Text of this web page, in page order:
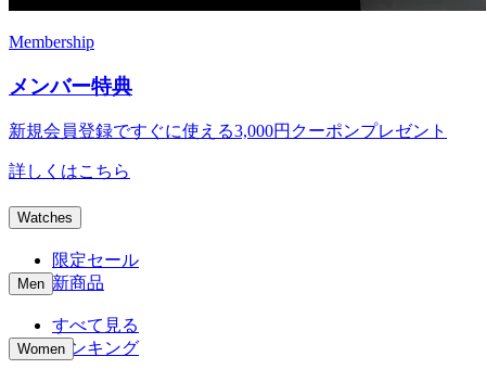
Membership
メンバー特典
新規会員登録ですぐに使える3,000円クーポンプレゼント
詳しくはこちら
Watches
限定セール
新商品
Men
すべて見る
ランキング
Women